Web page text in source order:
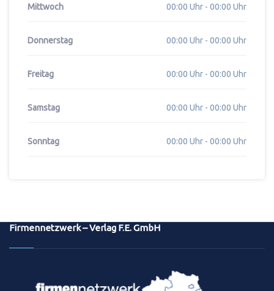
Mittwoch 00:00 Uhr - 00:00 Uhr
Donnerstag 00:00 Uhr - 00:00 Uhr
Freitag 00:00 Uhr - 00:00 Uhr
Samstag 00:00 Uhr - 00:00 Uhr
Sonntag 00:00 Uhr - 00:00 Uhr
Firmennetzwerk – Verlag F.E. GmbH